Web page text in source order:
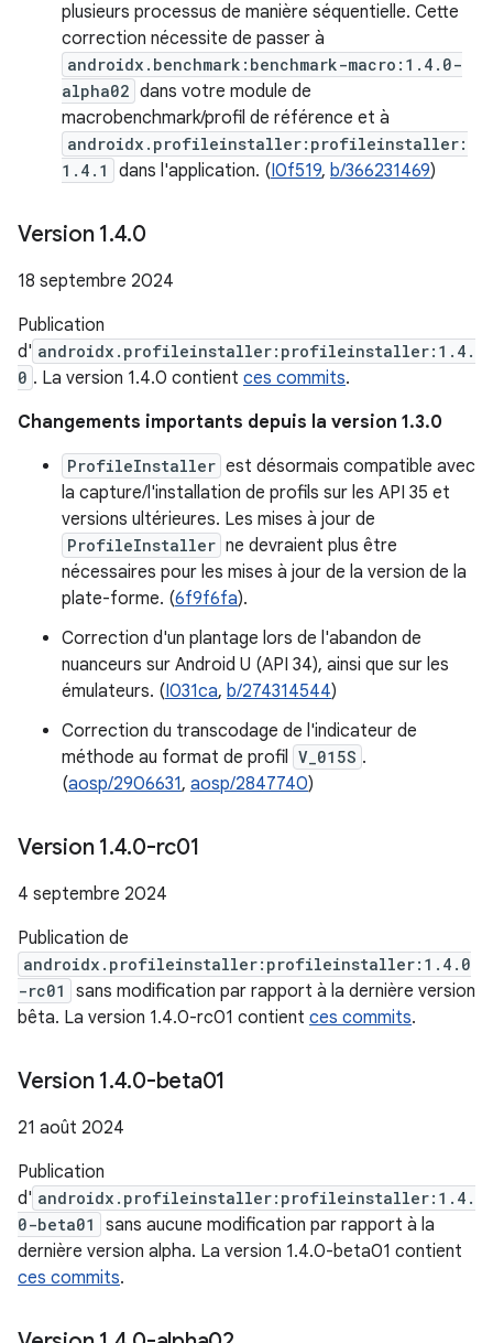
plusieurs processus de manière séquentielle. Cette
correction nécessite de passer à
androidx.benchmark:benchmark-macro:1.4.0-
alpha02 dans votre module de
macrobenchmark/profil de référence et à
androidx.profileinstaller:profileinstaller:
1.4.1
dans l'application. (I0f519, b/366231469)
Version 1.4.0
18 septembre 2024
Publication
d' androidx.profileinstaller:profileinstaller:1.4.
0 . La version 1.4.0 contient ces commits.
Changements importants depuis la version 1.3.0
ProfileInstaller est désormais compatible avec
la capture/l'installation de profils sur les API 35 et
versions ultérieures. Les mises à jour de
ProfileInstaller ne devraient plus être
nécessaires pour les mises à jour de la version de la
plate-forme. (6f9f6fa).
Correction d'un plantage lors de l'abandon de
nuanceurs sur Android U (API 34), ainsi que sur les
émulateurs. (I031ca, b/274314544)
Correction du transcodage de l'indicateur de
méthode au format de profil V_015S .
(aosp/2906631, aosp/2847740)
Version 1.4.0-rc01
4 septembre 2024
Publication de
androidx.profileinstaller:profileinstaller:1.4.0
-rc01
sans modification par rapport à la dernière version
bêta. La version 1.4.0-rc01 contient ces commits.
Version 1.4.0-beta01
21 août 2024
Publication
d' androidx.profileinstaller:profileinstaller:1.4.
0-beta01
sans aucune modification par rapport à la
dernière version alpha. La version 1.4.0-beta01 contient
ces commits.